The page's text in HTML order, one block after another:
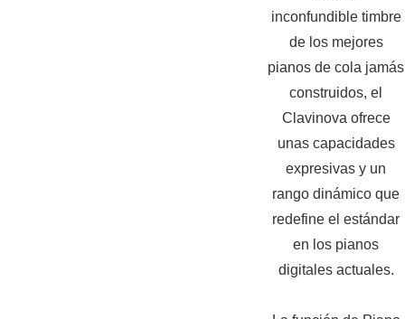
inconfundible timbre
de los mejores
pianos de cola jamás
construidos, el
Clavinova ofrece
unas capacidades
expresivas y un
rango dinámico que
redefine el estándar
en los pianos
digitales actuales.